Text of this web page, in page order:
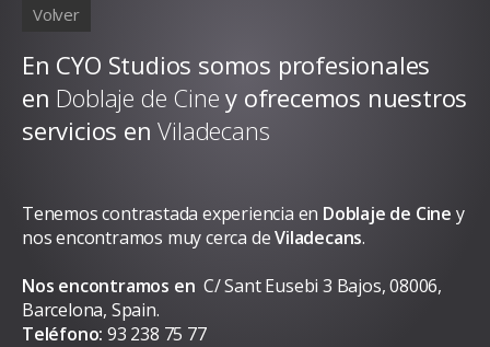
Volver
En CYO Studios somos profesionales
en Doblaje de Ciney ofrecemos nuestros
servicios enViladecans
Tenemos contrastada experiencia en Doblaje de Cine y
nos encontramos muy cerca deViladecans.
Nos encontramos en C/ Sant Eusebi 3 Bajos, 08006,
Barcelona, Spain.
Teléfono: 93 238 75 77